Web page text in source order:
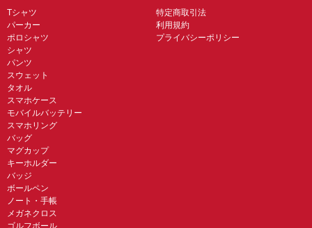
Tシャツ
パーカー
ポロシャツ
シャツ
パンツ
スウェット
タオル
スマホケース
モバイルバッテリー
スマホリング
バッグ
マグカップ
キーホルダー
バッジ
ボールペン
ノート・手帳
メガネクロス
ゴルフボール
特定商取引法
利用規約
プライバシーポリシー